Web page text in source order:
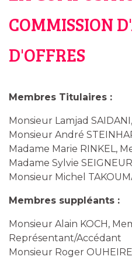
COMMISSION
D'OFFRES
Membres Titulaires :
Monsieur Lamjad
Monsieur André
Madame Marie RINKEL,
Madame Sylvie
Monsieur Michel
Membres suppléants :
Monsieur Alain KOCH,
Représentant/Accédant
Monsieur Roger